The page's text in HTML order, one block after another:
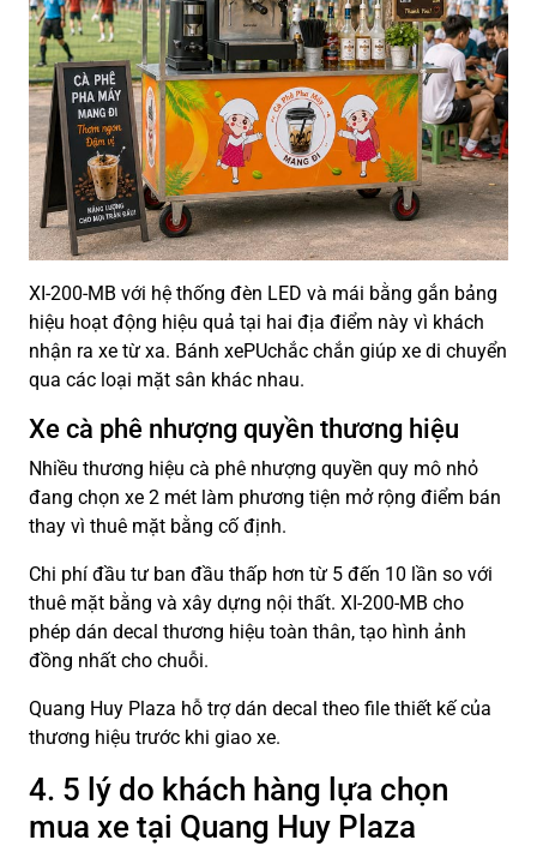
XI-200-MB với hệ thống đèn LED và mái bằng gắn bảng
hiệu hoạt động hiệu quả tại hai địa điểm này vì khách
nhận ra xe từ xa. Bánh xePUchắc chắn giúp xe di chuyển
qua các loại mặt sân khác nhau.
Xe cà phê nhượng quyền thương hiệu
Nhiều thương hiệu cà phê nhượng quyền quy mô nhỏ
đang chọn xe 2 mét làm phương tiện mở rộng điểm bán
thay vì thuê mặt bằng cố định.
Chi phí đầu tư ban đầu thấp hơn từ 5 đến 10 lần so với
thuê mặt bằng và xây dựng nội thất. XI-200-MB cho
phép dán decal thương hiệu toàn thân, tạo hình ảnh
đồng nhất cho chuỗi.
Quang Huy Plaza hỗ trợ dán decal theo file thiết kế của
thương hiệu trước khi giao xe.
4. 5 lý do khách hàng lựa chọn
mua xe tại Quang Huy Plaza